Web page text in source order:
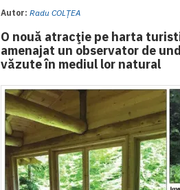
Autor: Radu COLȚEA
O nouă atracţie pe harta
amenajat un observator de
văzute în mediul lor natural